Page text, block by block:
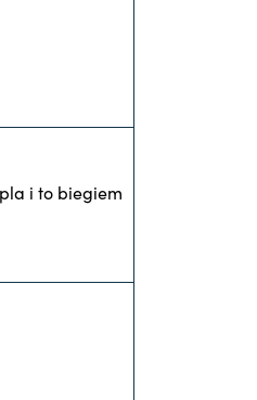
i to biegiem